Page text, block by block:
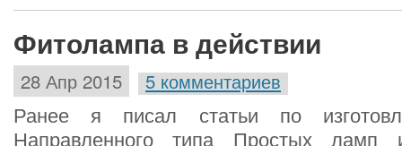
Фитолампа в действии
28 Апр 2015 5 комментариев
Ранее я писал статьи по
Направленного типа Простых ламп